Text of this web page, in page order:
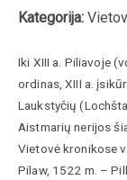
Kategorija:
Iki XIII a. Piliavoje
ordinas, XIII a.
Laukstyčių
Aistmarių nerijos
Vietovė kronikose
Pilaw, 1522 m. –